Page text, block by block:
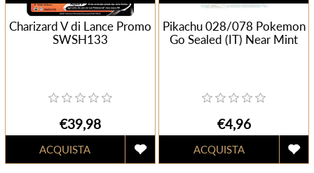
Charizard V di Lance Promo
SWSH133
€39,98
Pikachu 028/078 Pokemon
Go Sealed (IT) Near Mint
€4,96